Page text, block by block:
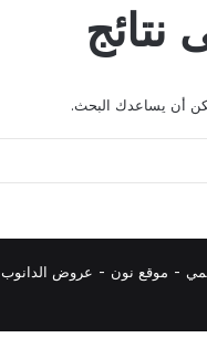
نتائج
أن يساعدك البحث.
- موقع نون - عروض الدانوب